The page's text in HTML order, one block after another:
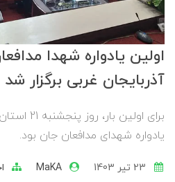
اولین یادواره شهدا
آذربایجان غربی برگزار شد
برای
یادواره شهدای مدافعان جان بود.
MaKA